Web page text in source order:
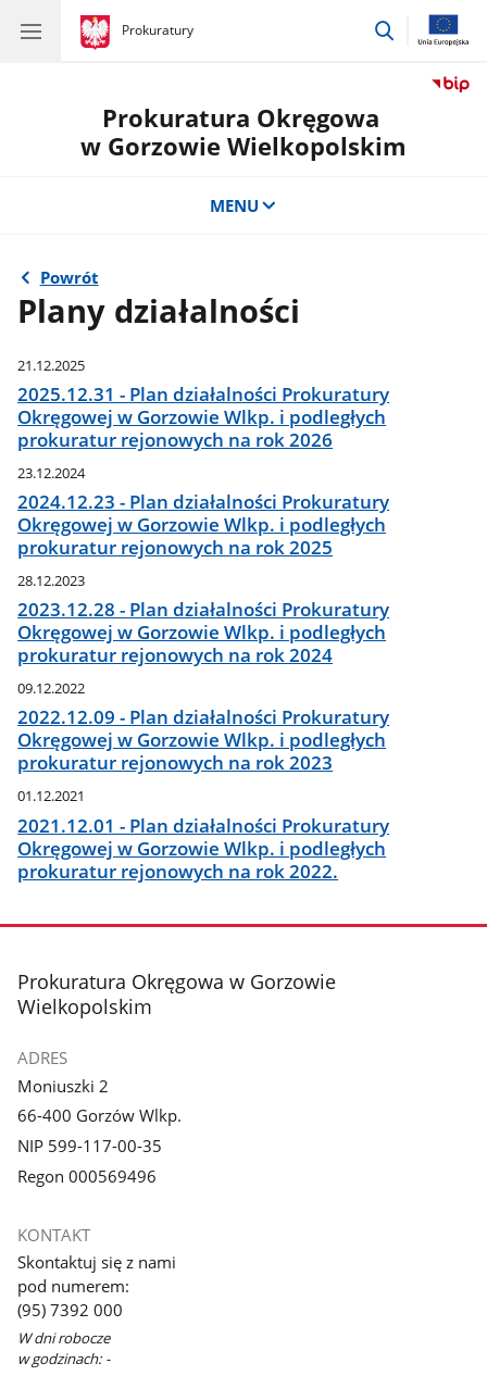
gov.pl
Prokuratury
gov.pl
Prokuratury
przejdź
Prokuratura Okręgowa
w Gorzowie Wielkopolskim
MENU
Powrót
Plany działalności
21.12.2025
2025.12.31 - Plan działalności Prokuratury
Okręgowej w Gorzowie Wlkp. i podległych
prokuratur rejonowych na rok 2026
23.12.2024
2024.12.23 - Plan działalności Prokuratury
Okręgowej w Gorzowie Wlkp. i podległych
prokuratur rejonowych na rok 2025
28.12.2023
2023.12.28 - Plan działalności Prokuratury
Okręgowej w Gorzowie Wlkp. i podległych
prokuratur rejonowych na rok 2024
09.12.2022
2022.12.09 - Plan działalności Prokuratury
Okręgowej w Gorzowie Wlkp. i podległych
prokuratur rejonowych na rok 2023
01.12.2021
2021.12.01 - Plan działalności Prokuratury
Okręgowej w Gorzowie Wlkp. i podległych
prokuratur rejonowych na rok 2022.
stopka
Prokuratura Okręgowa w Gorzowie
Wielkopolskim
ADRES
Moniuszki 2
66-400 Gorzów Wlkp.
NIP 599-117-00-35
Regon 000569496
KONTAKT
Skontaktuj się z nami
pod numerem:
(95) 7392 000
W dni robocze
w godzinach: -